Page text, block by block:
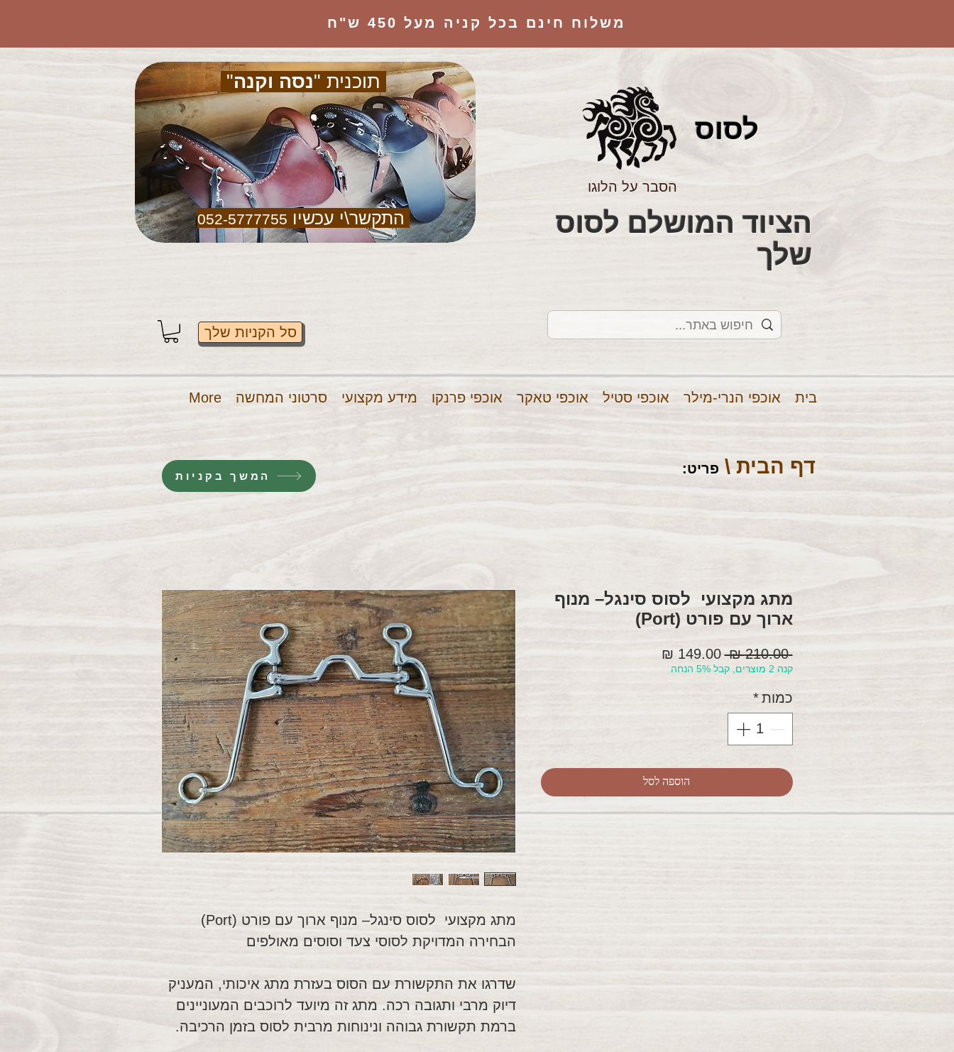
משלוח חינם בכל קניה מעל 450 ש"ח
תוכנית "נסה וקנה"
התקשר\י עכשיו 052-5777755
סל הקניות שלך
לסוס
הסבר על הלוגו
שלך
בית אוכפי הנרי-מילר אוכפי סטיל אוכפי טאקר אוכפי פרנקו מידע מקצועי סרטוני המחשה More
דף הבית \ פריט:
מתג מקצועי לסוס סינגל– מנוף ארוך עם פורט (Port)
הבחירה המדויקת לסוסי צעד וסוסים מאולפים
שדרגו את התקשורת עם הסוס בעזרת מתג איכותי, המעניק
דיוק מרבי ותגובה רכה. מתג זה מיועד לרוכבים המעוניינים
ברמת תקשורת גבוהה ונינוחות מרבית לסוס בזמן הרכיבה.
מתג מקצועי לסוס סינגל– מנוף
ארוך עם פורט (Port)
‏210.00 ‏₪
מחיר
רגיל
‏149.00 ‏₪
קנה 2 מוצרים, קבל 5% הנחה
כמות *
הוספה לסל
המשך בקניות